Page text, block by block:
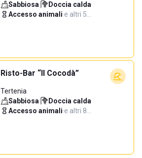
Sabbiosa· Doccia calda·
Accesso animali·e altri 5…
Risto-Bar “Il Cocodà”
Tertenia
Sabbiosa· Doccia calda·
Accesso animali·e altri 8…